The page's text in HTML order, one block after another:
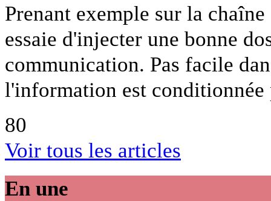
Prenant exemple sur la
essaie d'injecter une bonne
communication. Pas facile
l'information est
80
Voir tous les articles
En une